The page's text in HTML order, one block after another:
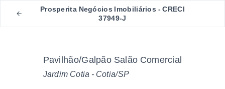
Prosperita Negócios Imobiliários - CRECI
37949-J
Pavilhão/Galpão Salão Comercial
Jardim Cotia - Cotia/SP